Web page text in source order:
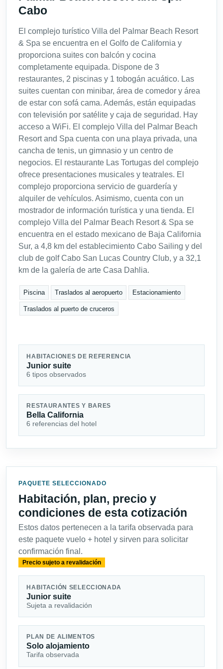
Cabo
El complejo turístico Villa del Palmar Beach Resort
& Spa se encuentra en el Golfo de California y
proporciona suites con balcón y cocina
completamente equipada. Dispone de 3
restaurantes, 2 piscinas y 1 tobogán acuático. Las
suites cuentan con minibar, área de comedor y área
de estar con sofá cama. Además, están equipadas
con televisión por satélite y caja de seguridad. Hay
acceso a WiFi. El complejo Villa del Palmar Beach
Resort and Spa cuenta con una playa privada, una
cancha de tenis, un gimnasio y un centro de
negocios. El restaurante Las Tortugas del complejo
ofrece presentaciones musicales y teatrales. El
complejo proporciona servicio de guardería y
alquiler de vehículos. Asimismo, cuenta con un
mostrador de información turística y una tienda. El
complejo Villa del Palmar Beach Resort & Spa se
encuentra en el estado mexicano de Baja California
Sur, a 4,8 km del establecimiento Cabo Sailing y del
club de golf Cabo San Lucas Country Club, y a 32,1
km de la galería de arte Casa Dahlia.
Piscina Traslados al aeropuerto Estacionamiento
Traslados al puerto de cruceros
HABITACIONES DE REFERENCIA
Junior suite
6 tipos observados
RESTAURANTES Y BARES
Bella California
6 referencias del hotel
PAQUETE SELECCIONADO
Habitación, plan, precio y
condiciones de esta cotización
Estos datos pertenecen a la tarifa observada para
este paquete vuelo + hotel y sirven para solicitar
confirmación final.
Precio sujeto a revalidación
HABITACIÓN SELECCIONADA
Junior suite
Sujeta a revalidación
PLAN DE ALIMENTOS
Solo alojamiento
Tarifa observada